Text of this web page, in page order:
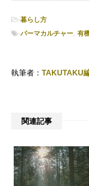
-暮らし方
-パーマカルチャー ,有
執筆者：TAKUTAKU
関連記事